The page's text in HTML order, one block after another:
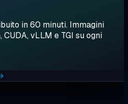
in 60 minuti. Immagini
vLLM e TGI su ogni